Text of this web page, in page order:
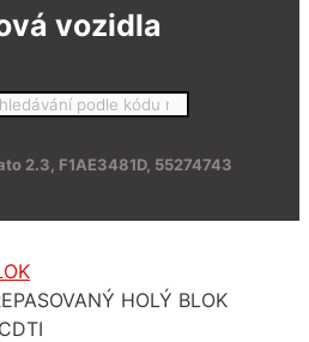
vozidla
2.3, F1AE3481D, 55274743
HOLÝ BLOK